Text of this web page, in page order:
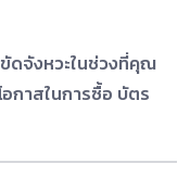
ดจังหวะในช่วงที่คุณ
กาสในการซื้อ บัตร